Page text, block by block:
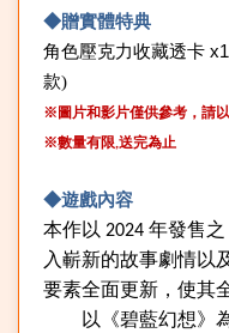
◆贈實體特典
角色壓克力收藏透卡 x1
款)
※圖片和影片僅供參考，請
※數量有限,送完為止
◆遊戲內容
本作以 2024 年發售
入嶄新的故事劇情以
要素全面更新，使其
以《碧藍幻想》為